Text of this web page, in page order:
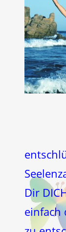
Dir
einfach